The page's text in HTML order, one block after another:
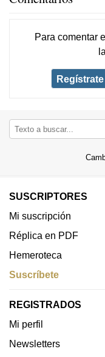
Para comentar
SUSCRIPTORES
Mi suscripción
Réplica en PDF
Hemeroteca
Suscríbete
REGISTRADOS
Mi perfil
Newsletters